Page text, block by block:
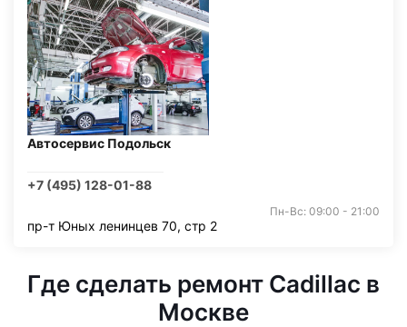
Автосервис Подольск
+7 (495) 128-01-88
Пн-Вс: 09:00 - 21:00
пр-т Юных ленинцев 70, стр 2
Где сделать ремонт Cadillac в
Москве